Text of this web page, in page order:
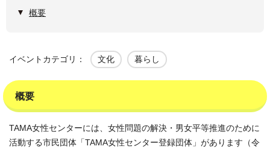
概要
イベントカテゴリ： 文化 暮らし
概要
TAMA女性センターには、女性問題の解決・男女平等推進のために
活動する市民団体「TAMA女性センター登録団体」があります（令